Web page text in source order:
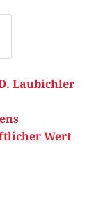
Laubichler
Wert